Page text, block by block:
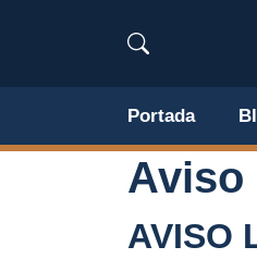
Portada
Aviso
AVISO